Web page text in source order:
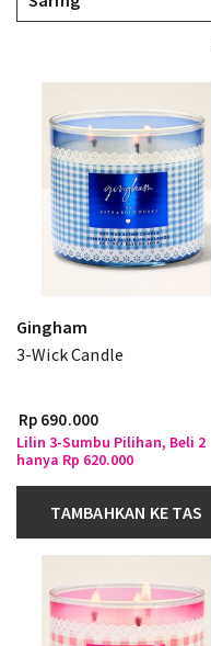
Gingham
3-Wick Candle
Rp 690.000
Lilin 3-Sumbu Pilihan, Beli 2
hanya Rp 620.000
TAMBAHKAN KE TAS